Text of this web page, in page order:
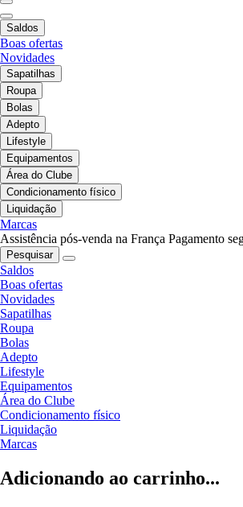
Saldos
Boas ofertas
Novidades
Sapatilhas
Roupa
Bolas
Adepto
Lifestyle
Equipamentos
Área do Clube
Condicionamento físico
Liquidação
Marcas
Assistência pós-venda na França Pagamento
Pesquisar
Saldos
Boas ofertas
Novidades
Sapatilhas
Roupa
Bolas
Adepto
Lifestyle
Equipamentos
Área do Clube
Condicionamento físico
Liquidação
Marcas
Adicionando ao carrinho...